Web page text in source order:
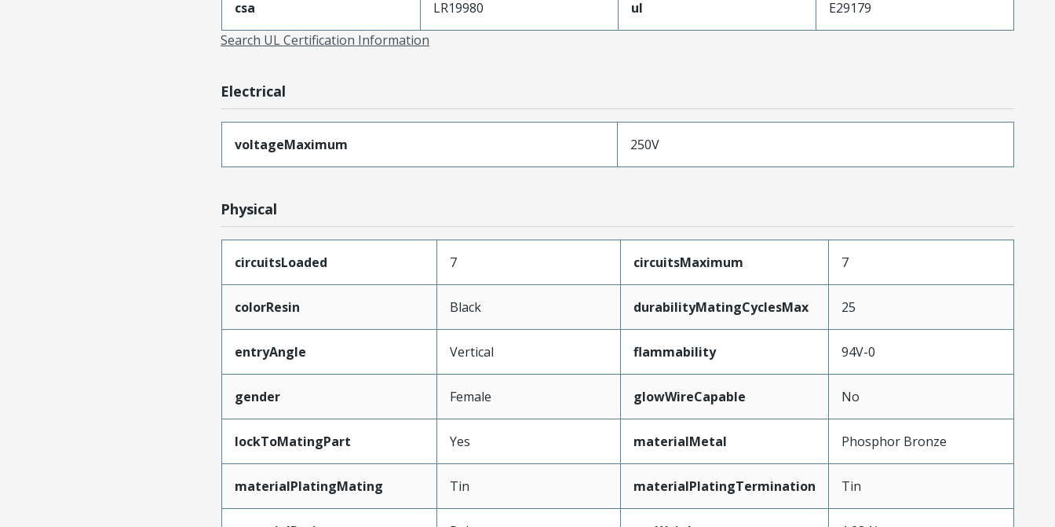
csa LR19980 ul
E29179
Search UL Certification Information
Electrical
voltageMaximum 250V
Physical
circuitsLoaded 7 circuitsMaximum 7
colorResin Black durabilityMatingCyclesMax 25
entryAngle Vertical flammability 94V-0
gender Female glowWireCapable No
lockToMatingPart Yes materialMetal Phosphor Bronze
materialPlatingMating Tin materialPlatingTermination Tin